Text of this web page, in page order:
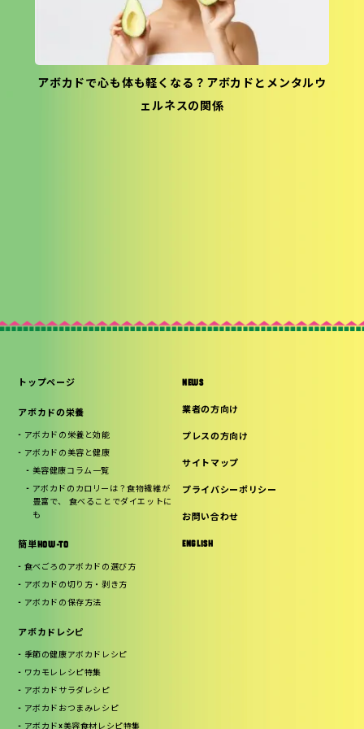
アボカドで心も体も軽くなる？アボカドとメンタルウ
ェルネスの関係
トップページ
アボカドの栄養
アボカドの栄養と効能
アボカドの美容と健康
美容健康コラム一覧
アボカドのカロリーは？食物繊維が
豊富で、 食べることでダイエットに
も
簡単HOW-TO
食べごろのアボカドの選び方
アボカドの切り方・剥き方
アボカドの保存方法
アボカドレシピ
季節の健康アボカドレシピ
ワカモレレシピ特集
アボカドサラダレシピ
アボカドおつまみレシピ
アボカド×美容食材レシピ特集
NEWS
業者の方向け
プレスの方向け
サイトマップ
プライバシーポリシー
お問い合わせ
ENGLISH